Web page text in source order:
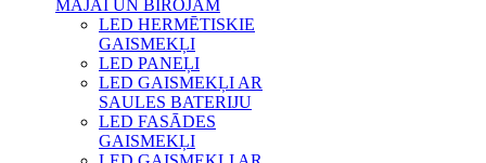
MĀJAI UN BIROJAM
LED HERMĒTISKIE
GAISMEKĻI
LED PANEĻI
LED GAISMEKĻI AR
SAULES BATERIJU
LED FASĀDES
GAISMEKĻI